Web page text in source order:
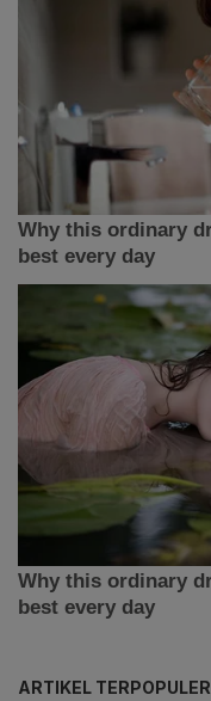
ARTIKEL TERPOPULER